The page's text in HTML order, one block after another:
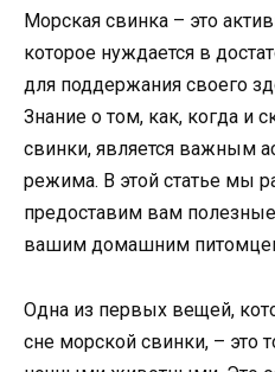
Морская свинка – это
которое нуждается в
для поддержания своего
Знание о том, как, когда и
свинки, является важным
режима. В этой статье мы
предоставим вам
вашим домашним
Одна из первых вещей,
сне морской свинки, – это